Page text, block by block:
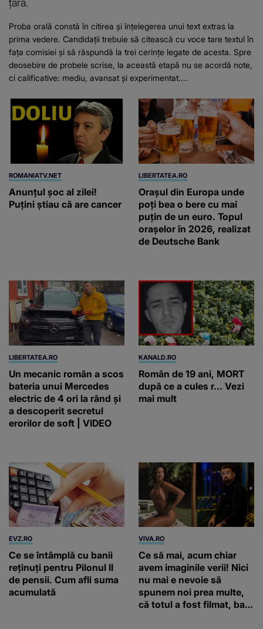
Proba orală constă în citirea și înțelegerea unui text extras la
prima vedere. Candidații trebuie să citească cu voce tare textul în
fața comisiei și să răspundă la trei cerințe legate de acesta. Spre
deosebire de probele scrise, la această etapă nu se acordă note,
ci calificative: mediu, avansat și experimentat....
ROMANIATV.NET
Anunţul şoc al zilei!
Puţini ştiau că are cancer
LIBERTATEA.RO
Orașul din Europa unde
poți bea o bere cu mai
puțin de un euro. Topul
orașelor în 2026, realizat
de Deutsche Bank
LIBERTATEA.RO
Un mecanic român a scos
bateria unui Mercedes
electric de 4 ori la rând și
a descoperit secretul
erorilor de soft | VIDEO
KANALD.RO
Român de 19 ani, MORT
după ce a cules r... Vezi
mai mult
EVZ.RO
Ce se întâmplă cu banii
reținuți pentru Pilonul II
de pensii. Cum afli suma
acumulată
VIVA.RO
Ce să mai, acum chiar
avem imaginile verii! Nici
nu mai e nevoie să
spunem noi prea multe,
că totul a fost filmat, ba